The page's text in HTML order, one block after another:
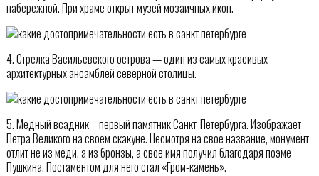
набережной. При храме открыт музей мозаичных икон.
4. Стрелка Васильевского острова — один из самых красивых
архитектурных ансамблей северной столицы.
5. Медный всадник – первый памятник Санкт-Петербурга. Изображает
Петра Великого на своем скакуне. Несмотря на свое название, монумент
отлит не из меди, а из бронзы, а свое имя получил благодаря поэме
Пушкина. Постаментом для него стал «Гром-камень».